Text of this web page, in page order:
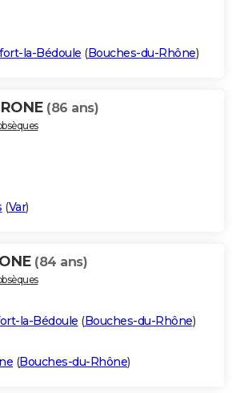
la-Bédoule (Bouches-du-Rhône)
(86 ans)
(Var)
(84 ans)
la-Bédoule (Bouches-du-Rhône)
(Bouches-du-Rhône)